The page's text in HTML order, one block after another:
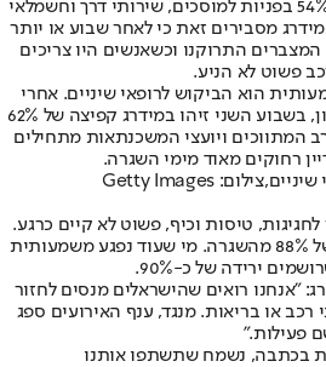
מצביעים על זינוק בשיעור של54% בפניות למוסכים, שירותי דרך וחשמלאי
מסבירים זאת כי לאחר שבוע או יותר
המצברים התרוקנו וכשאנשים היו צריכים
פשוט לא הניע.
הוא הביקוש לרופאי שיניים. אחרי
עצירה מוחלטת בשבוע הראשון, בשבוע השני זיהו במידרג קפיצה של 62%
המתווכים ויועצי המשכנתאות מתחילים
רחוקים מאוד מימי השגרה.
טיסות וכיף, פשוט לא קיים כרגע.
תחום ההסעות רושם צניחה של 88% מהשגרה. מי שעוד נפגע משמעותית
ירידה של כ-90%.
"אנחנו רואים שהישראלים מנסים לחזור
רכב או בריאות. מנגד, ענף האירועים ספג
פעילות."
בכתבה, נשמח שתשתפו אותנו